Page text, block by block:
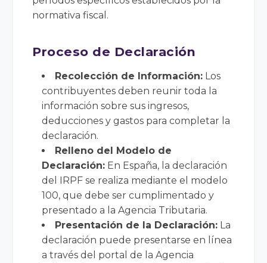
normativa fiscal.
Proceso de Declaración
Recolección de Información: Los
contribuyentes deben reunir toda la
información sobre sus ingresos,
deducciones y gastos para completar la
declaración.
Relleno del Modelo de
Declaración: En España, la declaración
del IRPF se realiza mediante el modelo
100, que debe ser cumplimentado y
presentado a la Agencia Tributaria.
Presentación de la Declaración: La
declaración puede presentarse en línea
a través del portal de la Agencia